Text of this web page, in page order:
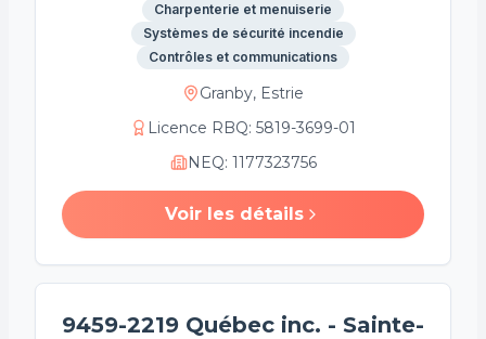
Charpenterie et menuiserie
Systèmes de sécurité incendie
Contrôles et communications
Granby, Estrie
Licence RBQ: 5819-3699-01
NEQ: 1177323756
Voir les détails
9459-2219 Québec inc. - Sainte-